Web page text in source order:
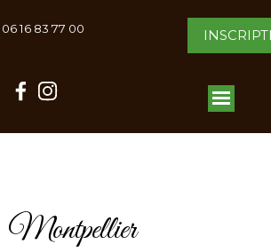
06 16 83 77 00
Montpellier